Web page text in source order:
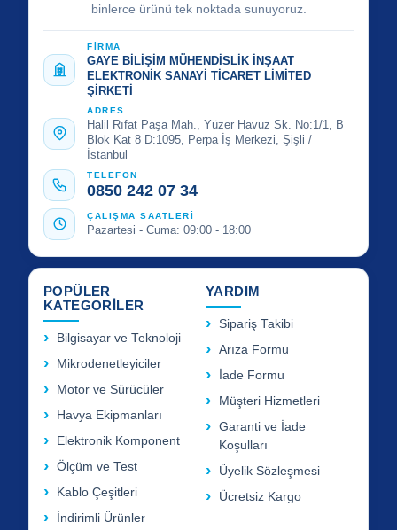
binlerce ürünü tek noktada sunuyoruz.
FİRMA
GAYE BİLİŞİM MÜHENDİSLİK İNŞAAT
ELEKTRONİK SANAYİ TİCARET LİMİTED
ŞİRKETİ
ADRES
Halil Rıfat Paşa Mah., Yüzer Havuz Sk. No:1/1, B
Blok Kat 8 D:1095, Perpa İş Merkezi, Şişli /
İstanbul
TELEFON
0850 242 07 34
ÇALIŞMA SAATLERİ
Pazartesi - Cuma: 09:00 - 18:00
POPÜLER
KATEGORİLER
Bilgisayar ve Teknoloji
Mikrodenetleyiciler
Motor ve Sürücüler
Havya Ekipmanları
Elektronik Komponent
Ölçüm ve Test
Kablo Çeşitleri
İndirimli Ürünler
YARDIM
Sipariş Takibi
Arıza Formu
İade Formu
Müşteri Hizmetleri
Garanti ve İade
Koşulları
Üyelik Sözleşmesi
Ücretsiz Kargo